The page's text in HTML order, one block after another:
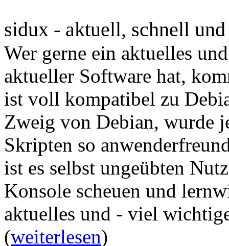
sidux - aktuell, schnell
Wer gerne ein aktuelles
aktueller Software hat,
ist voll kompatibel zu
Zweig von Debian, wurde
Skripten so
ist es selbst ungeübten
Konsole scheuen und
aktuelles und - viel
(weiterlesen)